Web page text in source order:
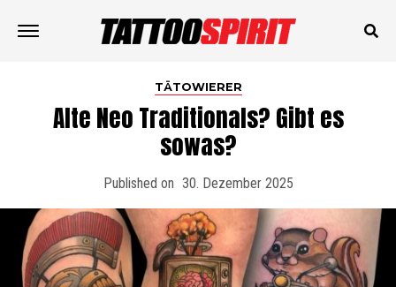
TÄTOWIERER
Alte Neo Traditionals? Gibt es
sowas?
Published on 30. Dezember 2025